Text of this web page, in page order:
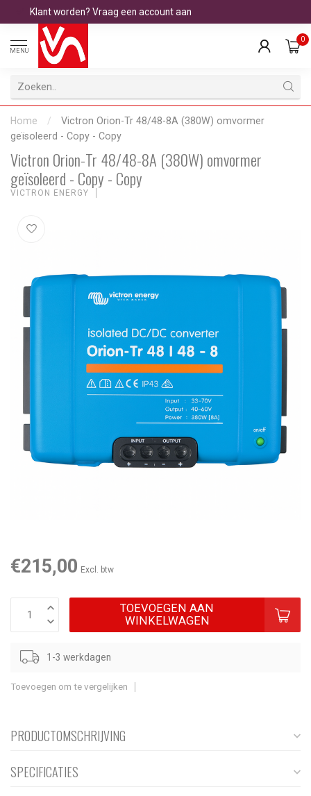
Klant worden? Vraag een account aan
MENU
0
Home /
Victron Orion-Tr 48/48-8A (380W) omvormer
geïsoleerd - Copy - Copy
Victron Orion-Tr 48/48-8A (380W) omvormer
geïsoleerd - Copy - Copy
VICTRON ENERGY
€215,00 Excl. btw
TOEVOEGEN AAN
WINKELWAGEN
1-3 werkdagen
Toevoegen om te vergelijken
PRODUCTOMSCHRIJVING
SPECIFICATIES